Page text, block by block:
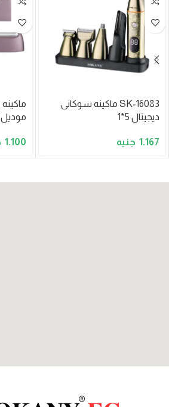
SK-16083 ماكينه سوكانى
ديجيتال 5*1
1.167
موديلSK-17020
1.100